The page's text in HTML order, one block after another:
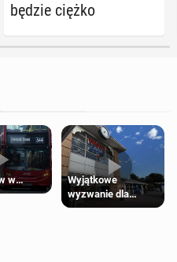
będzie ciężko
w
Wyjątkowe
wyzwanie dla
posiadaczy kart